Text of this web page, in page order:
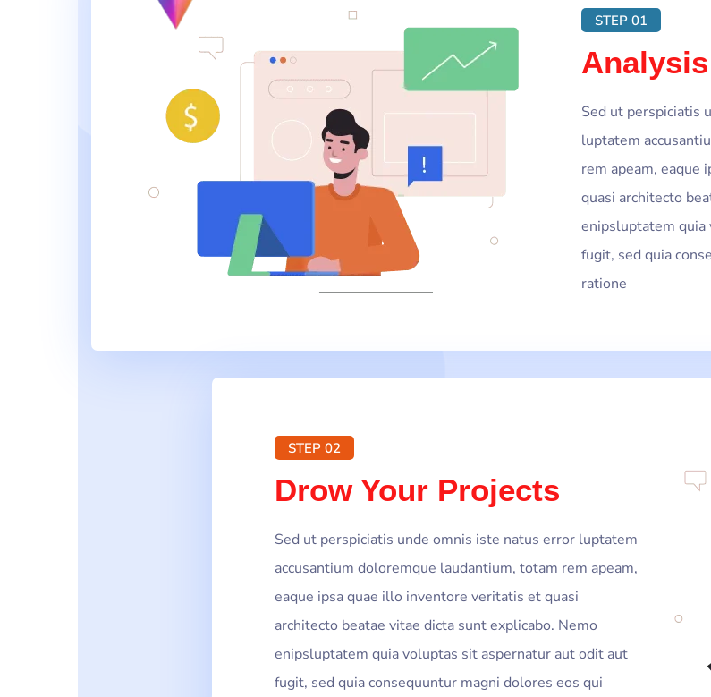
STEP 01
Sed ut perspiciatis
luptatem
rem apeam, eaque
quasi architecto
enipsluptatem
fugit, sed quia
ratione
STEP 02
Drow Your Projects
Sed ut perspiciatis unde omnis iste natus error luptatem
accusantium doloremque laudantium, totam rem apeam,
eaque ipsa quae illo inventore veritatis et quasi
architecto beatae vitae dicta sunt explicabo. Nemo
enipsluptatem quia voluptas sit aspernatur aut odit aut
fugit, sed quia consequuntur magni dolores eos qui